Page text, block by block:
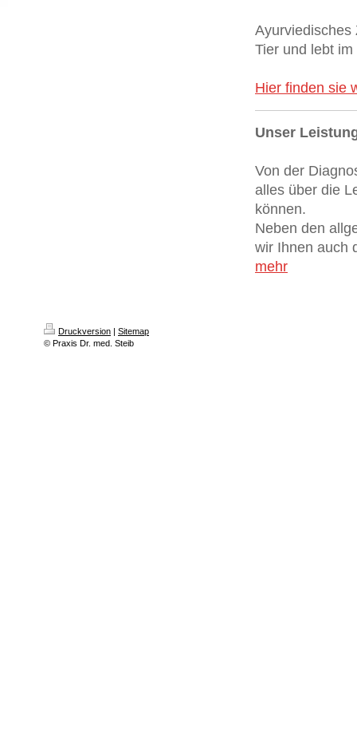
Ayurviedisches
Tier und lebt
Hier finden sie
Unser
Von der
alles über die
können.
Neben den
wir Ihnen auch
mehr
Druckversion | Sitemap
© Praxis Dr. med. Steib